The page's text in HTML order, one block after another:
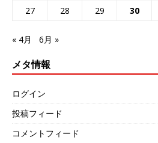
27
28 29 30
« 4月 6月 »
メタ情報
ログイン
投稿フィード
コメントフィード